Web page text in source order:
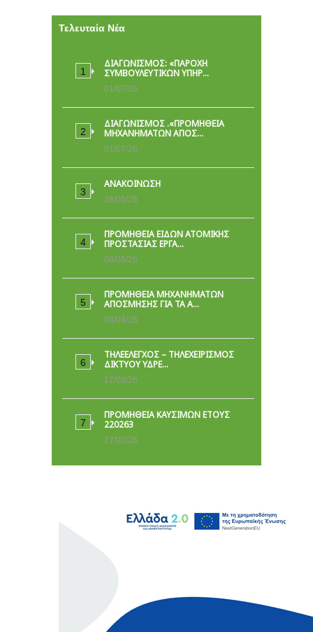
Τελευταία Νέα
ΔΙΑΓΩΝΙΣΜΟΣ: «ΠΑΡΟΧΉ
ΣΥΜΒΟΥΛΕΥΤΙΚΏΝ ΥΠΗΡ…
01/07/26
ΔΙΑΓΩΝΙΣΜΟΣ .«ΠΡΟΜΗΘΕΙΑ
ΜΗΧΑΝΗΜΑΤΩΝ ΑΠΟΣ…
01/07/26
ΑΝΑΚΟΙΝΩΣΗ
28/05/26
ΠΡΟΜΉΘΕΙΑ ΕΙΔΏΝ ΑΤΟΜΙΚΉΣ
ΠΡΟΣΤΑΣΊΑΣ ΕΡΓΑ…
08/05/26
ΠΡΟΜΗΘΕΙΑ ΜΗΧΑΝΗΜΑΤΩΝ
ΑΠΟΣΜΗΣΗΣ ΓΙΑ ΤΑ Α…
04/04/26
ΤΗΛΕΕΛΕΓΧΟΣ – ΤΗΛΕΧΕΙΡΙΣΜΟΣ
ΔΙΚΤΥΟΥ ΥΔΡΕ…
17/03/26
ΠΡΟΜΗΘΕΙΑ ΚΑΥΣΙΜΩΝ ΕΤΟΥΣ
220263
27/02/26